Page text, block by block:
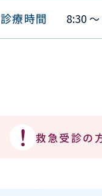
診療時間 8:30 ～
救急受診の